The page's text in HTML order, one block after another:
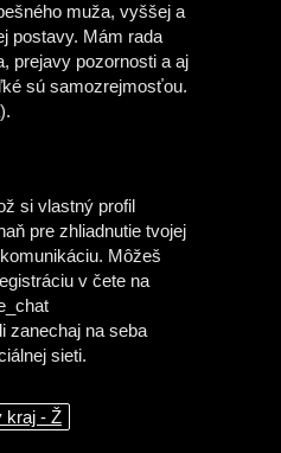
muža, vyššej a
postavy. Mám rada
prejavy pozornosti a aj
sú samozrejmosťou.
si vlastný profil
pre zhliadnutie tvojej
Môžeš
v čete na
zanechaj na seba
sieti.
kraj - Ž